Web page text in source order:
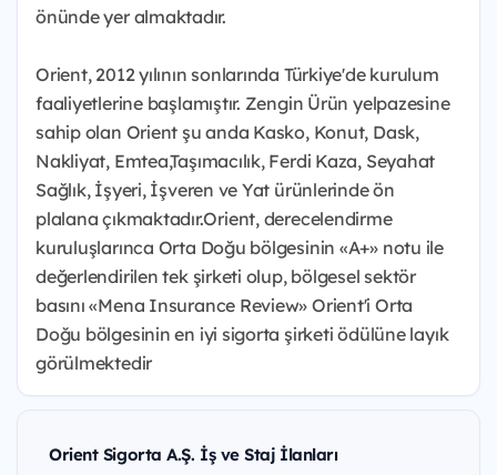
önünde yer almaktadır.
Orient, 2012 yılının sonlarında Türkiye'de kurulum
faaliyetlerine başlamıştır. Zengin Ürün yelpazesine
sahip olan Orient şu anda Kasko, Konut, Dask,
Nakliyat, Emtea,Taşımacılık, Ferdi Kaza, Seyahat
Sağlık, İşyeri, İşveren ve Yat ürünlerinde ön
plalana çıkmaktadır.Orient, derecelendirme
kuruluşlarınca Orta Doğu bölgesinin «A+» notu ile
değerlendirilen tek şirketi olup, bölgesel sektör
basını «Mena Insurance Review» Orient'i Orta
Doğu bölgesinin en iyi sigorta şirketi ödülüne layık
görülmektedir
Orient Sigorta A.Ş. İş ve Staj İlanları